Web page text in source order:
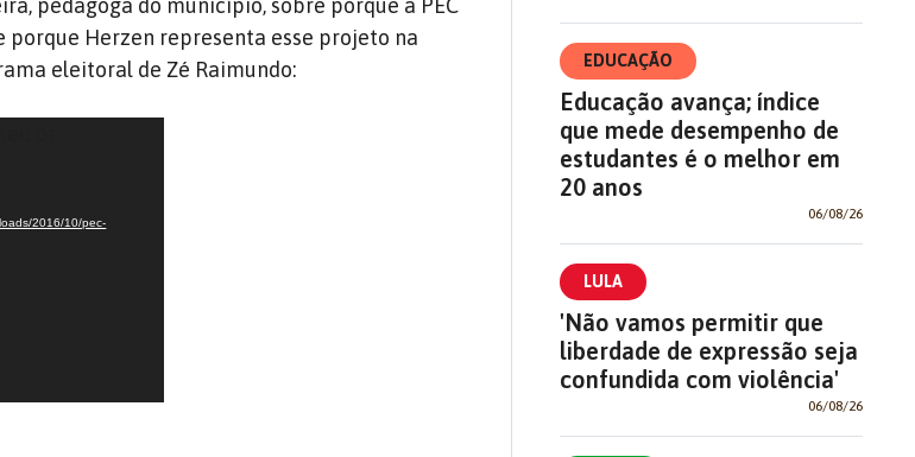
pedagoga do município, sobre porque a PEC
porque Herzen representa esse projeto na
eleitoral de Zé Raimundo:
2016/10/pec-
EDUCAÇÃO
Educação avança; índice
que mede desempenho de
estudantes é o melhor em
20 anos
06/08/26
LULA
'Não vamos permitir que
liberdade de expressão seja
confundida com violência'
06/08/26